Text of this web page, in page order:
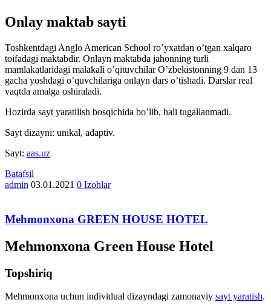
Onlay maktab sayti
Toshkentdagi Anglo American School ro’yxatdan o’tgan xalqaro
toifadagi maktabdir. Onlayn maktabda jahonning turli
mamlakatlaridagi malakali o’qituvchilar O’zbekistonning 9 dan 13
gacha yoshdagi o’quvchilariga onlayn dars o’tishadi. Darslar real
vaqtda amalga oshiraladi.
Hozirda sayt yaratilish bosqichida bo’lib, hali tugallanmadi.
Sayt dizayni: unikal, adaptiv.
Sayt: aas.uz
Batafsil
admin 03.01.2021 0 Izohlar
Mehmonxona GREEN HOUSE HOTEL
Mehmonxona Green House Hotel
Topshiriq
Mehmonxona uchun individual dizayndagi zamonaviy sayt yaratish.